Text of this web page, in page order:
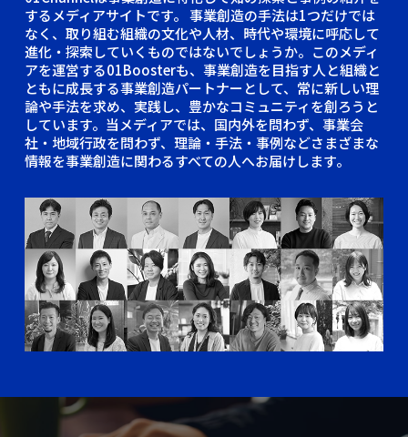
するメディアサイトです。 事業創造の手法は1つだけでは
なく、取り組む組織の文化や人材、時代や環境に呼応して
進化・探索していくものではないでしょうか。このメディ
アを運営する01Boosterも、事業創造を目指す人と組織と
ともに成長する事業創造パートナーとして、常に新しい理
論や手法を求め、実践し、豊かなコミュニティを創ろうと
しています。当メディアでは、国内外を問わず、事業会
社・地域行政を問わず、理論・手法・事例などさまざまな
情報を事業創造に関わるすべての人へお届けします。